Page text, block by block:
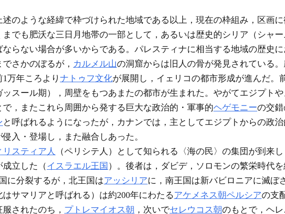
のような経緯で枠づけられた地域である以上，現在の枠組み，区画
でも肥沃な三日月地帯の一部として，あるいは歴史的シリア（シャ
ならない場合が多いからである。パレスティナに相当する地域の歴史
さかのぼるが， カルメル山の洞窟からは旧人の骨が発見されている
万年ころよりナトゥフ文化が展開し，イェリコの都市形成が進んだ。
スール期），周壁をもつあまたの都市が生まれた。やがてエジプト
，またこれら周囲から発する巨大な政治的・軍事的ヘゲモニーの交
と呼ばれるようになったが，カナンでは，主としてエジプトからの政
入・登場し，また融合しあった。
リスティア人
（ペリシテ人）として知られる〈海の民〉の集団が到来
立した（ イスラエル王国 ）。後者は，ダビデ，ソロモンの繁栄時代
に分裂するが，北王国はアッシリアに，南王国は新バビロニアに滅ぼ
はサマリアと呼ばれる）は約200年にわたるアケメネス朝ペルシアの支
されたのち， プトレマイオス朝 ，次いでセレウコス朝のもとで，ヘ